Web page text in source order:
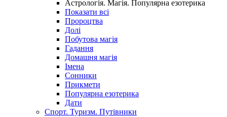
Астрологія. Магія. Популярна езотерика
Показати всі
Пророцтва
Долі
Побутова магія
Гадання
Домашня магія
Імена
Сонники
Прикмети
Популярна езотерика
Дати
Спорт. Туризм. Путівники